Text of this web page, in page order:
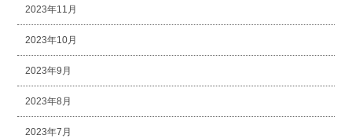
2023年11月
2023年10月
2023年9月
2023年8月
2023年7月